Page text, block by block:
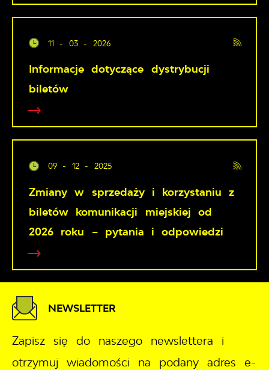
11 - 03 - 2026
Informacje dotyczące dystrybucji
biletów
09 - 12 - 2025
Zmiany w sprzedaży i korzystaniu z
biletów komunikacji miejskiej od
2026 roku – pytania i odpowiedzi
NEWSLETTER
Zapisz się do naszego newslettera i
otrzymuj wiadomości na podany adres e-